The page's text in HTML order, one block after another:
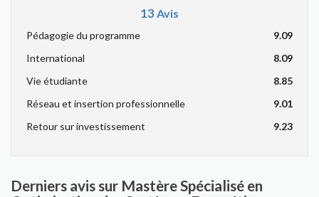
13Avis
Pédagogie du programme
9.09
International
8.09
Vie étudiante
8.85
Réseau et insertion professionnelle
9.01
Retour sur investissement
9.23
Derniers avis sur Mastère Spécialisé en